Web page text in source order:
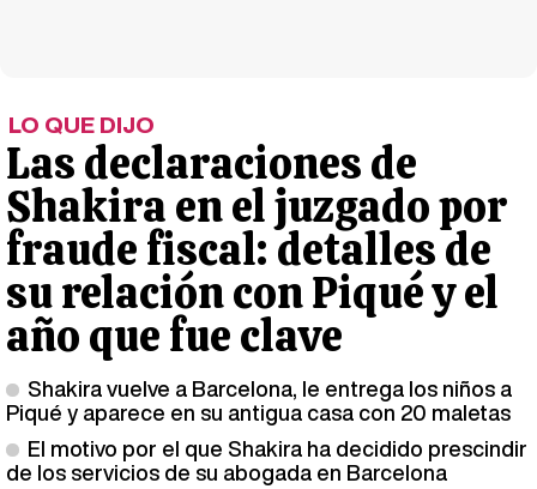
LO QUE DIJO
Las declaraciones de
Shakira en el juzgado por
fraude fiscal: detalles de
su relación con Piqué y el
año que fue clave
Shakira vuelve a Barcelona, le entrega los niños a
Piqué y aparece en su antigua casa con 20 maletas
El motivo por el que Shakira ha decidido prescindir
de los servicios de su abogada en Barcelona